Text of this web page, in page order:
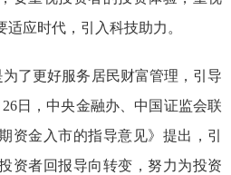
适应时代，引入科技助力。
了更好服务居民财富管理，引导
26日，中央金融办、中国证监会联
资金入市的指导意见》提出，引
资者回报导向转变，努力为投资